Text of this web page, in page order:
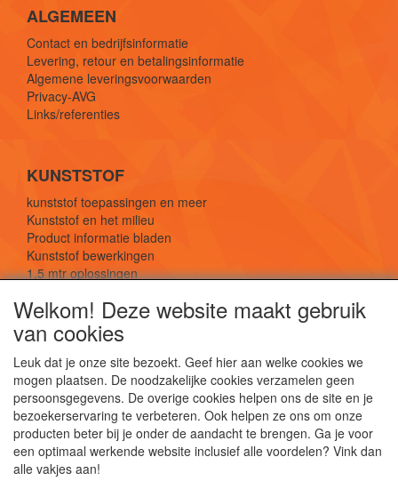
ALGEMEEN
Contact en bedrijfsinformatie
Levering, retour en betalingsinformatie
Algemene leveringsvoorwaarden
Privacy-AVG
Links/referenties
KUNSTSTOF
kunststof toepassingen en meer
Kunststof en het milieu
Product informatie bladen
Kunststof bewerkingen
1,5 mtr oplossingen
SOCIALE MEDIA
De webshop voor kunststof platen, folies, buizen
Welkom! Deze website maakt gebruik
van cookies
Leuk dat je onze site bezoekt. Geef hier aan welke cookies we
mogen plaatsen. De noodzakelijke cookies verzamelen geen
persoonsgegevens. De overige cookies helpen ons de site en je
bezoekerservaring te verbeteren. Ook helpen ze ons om onze
producten beter bij je onder de aandacht te brengen. Ga je voor
een optimaal werkende website inclusief alle voordelen? Vink dan
alle vakjes aan!